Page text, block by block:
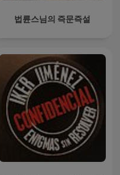
법륜스님의 즉문즉설